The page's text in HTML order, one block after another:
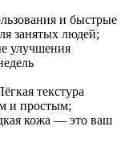
и быстрые
занятых людей;
улучшения
текстура
и простым;
кожа — это ваш